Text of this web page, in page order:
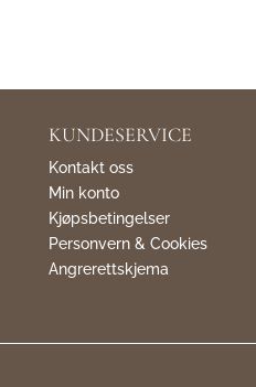
KUNDESERVICE
Kontakt oss
Min konto
Kjøpsbetingelser
Personvern & Cookies
Angrerettskjema